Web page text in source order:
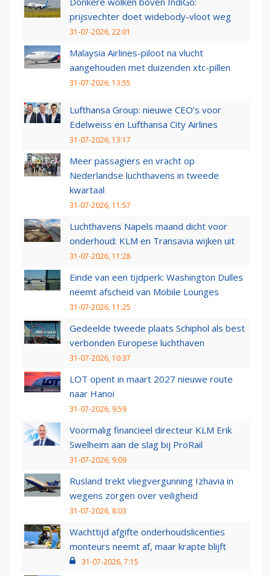
prijsvechter doet widebody-vloot weg
31-07-2026, 22:01
Malaysia Airlines-piloot na vlucht
aangehouden met duizenden xtc-pillen
31-07-2026, 13:55
Lufthansa Group: nieuwe CEO’s voor
Edelweiss en Lufthansa City Airlines
31-07-2026, 13:17
Meer passagiers en vracht op
Nederlandse luchthavens in tweede
kwartaal
31-07-2026, 11:57
Luchthavens Napels maand dicht voor
onderhoud: KLM en Transavia wijken uit
31-07-2026, 11:28
Einde van een tijdperk: Washington Dulles
neemt afscheid van Mobile Lounges
31-07-2026, 11:25
Gedeelde tweede plaats Schiphol als best
verbonden Europese luchthaven
31-07-2026, 10:37
LOT opent in maart 2027 nieuwe route
naar Hanoi
31-07-2026, 9:59
Voormalig financieel directeur KLM Erik
Swelheim aan de slag bij ProRail
31-07-2026, 9:09
Rusland trekt vliegvergunning Izhavia in
wegens zorgen over veiligheid
31-07-2026, 8:03
Wachttijd afgifte onderhoudslicenties
monteurs neemt af, maar krapte blijft
31-07-2026, 7:15